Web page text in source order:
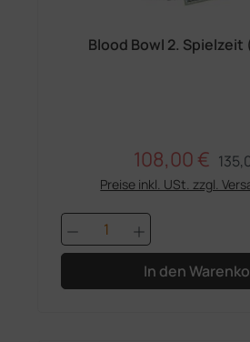
Blood Bowl 2.
Verkaufspreis:
108,00 €
Preise inkl. USt. zzgl.
Produkt Anzahl:
In den